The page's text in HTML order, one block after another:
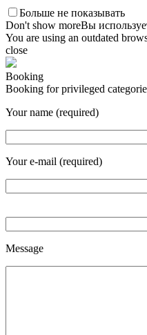
Больше не показывать
Don't show moreВы
You are using an outdated
close
Booking
Booking for privileged
Your name (required)
Your e-mail (required)
Message